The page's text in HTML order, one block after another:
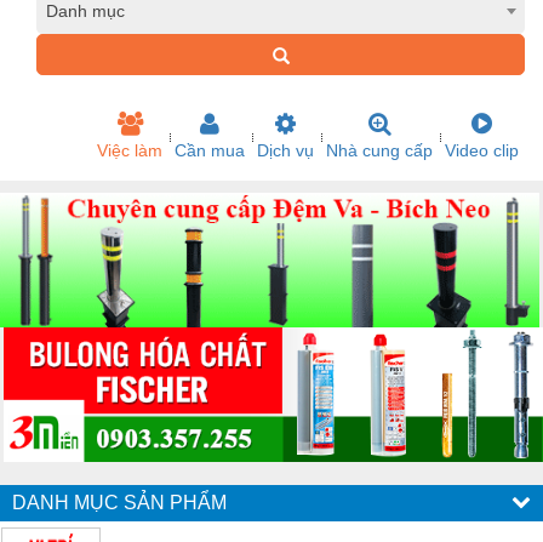
Danh mục
Việc làm Cần mua Dịch vụ Nhà cung cấp Video clip
DANH MỤC SẢN PHẨM